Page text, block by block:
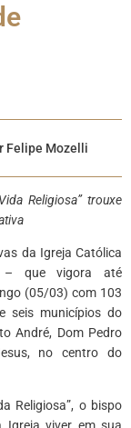
Felipe Mozelli
Religiosa” trouxe
da Igreja Católica
– que vigora até
(05/03) com 103
seis municípios do
André, Dom Pedro
no centro do
Religiosa”, o bispo